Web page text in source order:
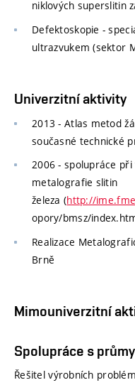
niklových superslitin
Defektoskopie -
ultrazvukem (sektor
Univerzitní aktivity
2013 - Atlas metod
současné technické
2006 - spolupráce
metalografie slitin
železa (http://
opory/bmsz/
Realizace
Brně
Mimouniverzitní
Spolupráce s
Řešitel výrobních